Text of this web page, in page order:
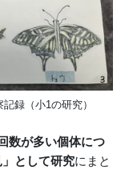
録（小1の研究）
数が多い個体につ
として研究にまと